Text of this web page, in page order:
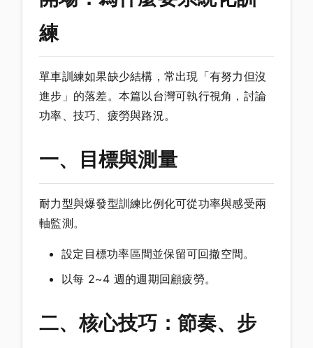
練
單車訓練如果缺少結構，常出現「有努力但沒
進步」的落差。本篇以台灣可執行視角，討論
功率、技巧、疲勞與路況。
一、目標與測量
耐力型與爆發型訓練比例化可從功率與感受兩
軸監測。
設定目標功率區間並保留可回撤空間。
以每 2~4 週的週期回顧疲勞。
二、核心技巧：節奏、步